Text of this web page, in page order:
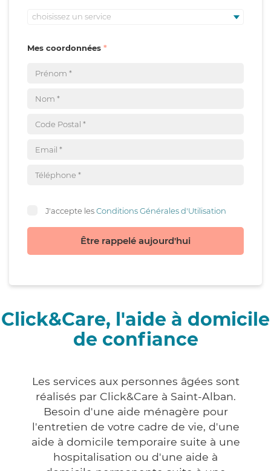
choisissez un service
Mes coordonnées
J'accepte lesConditions Générales d'Utilisation
Être rappelé aujourd'hui
Click&Care, l'aide à domicile
de confiance
Les services aux personnes âgées sont
réalisés par Click&Care à Saint-Alban.
Besoin d'une aide ménagère pour
l'entretien de votre cadre de vie, d'une
aide à domicile temporaire suite à une
hospitalisation ou d'une aide à